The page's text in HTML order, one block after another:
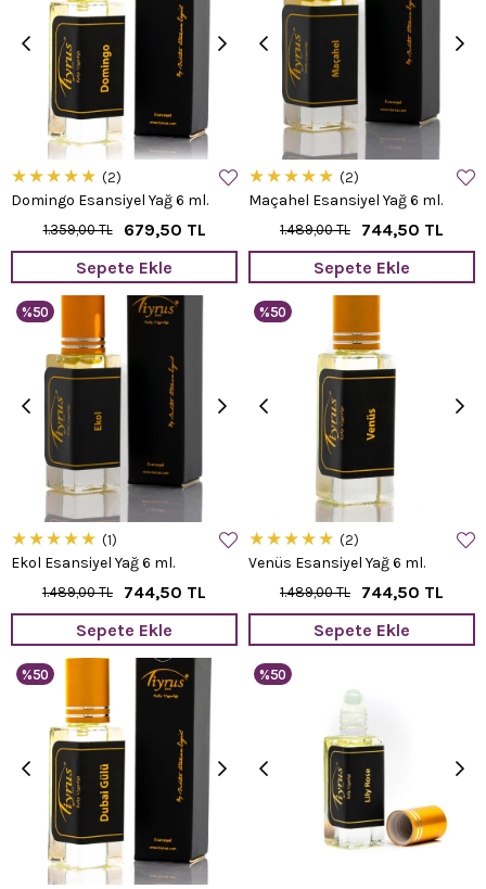
Domingo Esansiyel Yağ 6 ml.
★★★★★ 2
679,50 TL
1.359,00 TL
Sepete Ekle
Maçahel Esansiyel Yağ 6 ml.
★★★★★ 2
744,50 TL
1.489,00 TL
Sepete Ekle
Ekol Esansiyel Yağ 6 ml.
★★★★★ 1
744,50 TL
1.489,00 TL
Sepete Ekle
%50
Venüs Esansiyel Yağ 6 ml.
★★★★★ 2
744,50 TL
1.489,00 TL
Sepete Ekle
%50
%50 %50